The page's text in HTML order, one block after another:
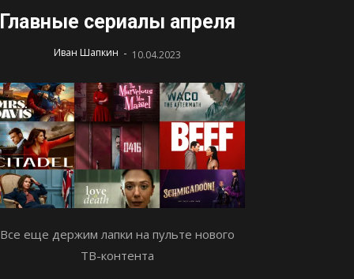
Главные сериалы апреля
Иван Шапкин - 10.04.2023
Все еще держим лапки на пульте нового
ТВ-контента